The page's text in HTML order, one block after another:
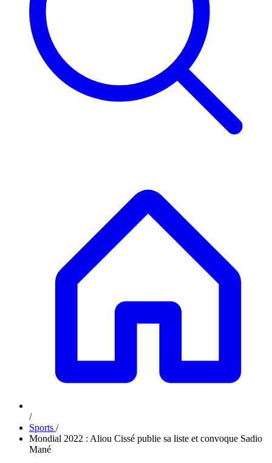
/
Sports /
Mondial 2022 : Aliou Cissé publie sa liste et convoque Sadio
Mané